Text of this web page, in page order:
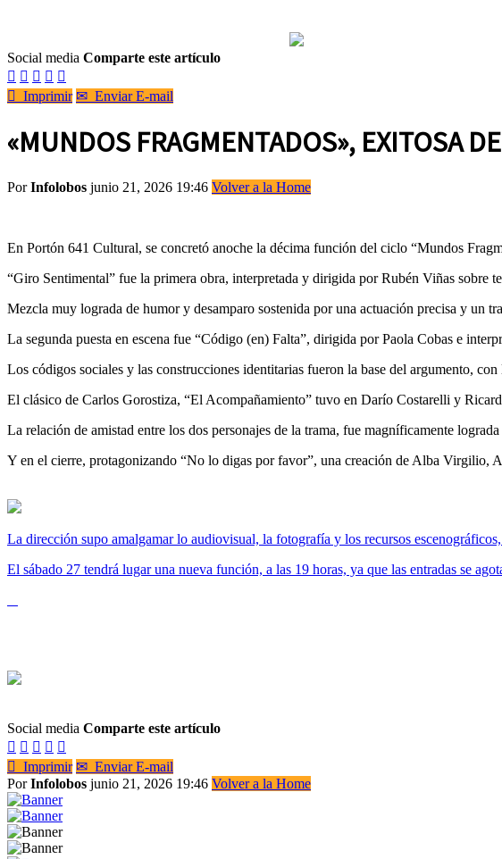
Social media Comparte este artículo
    
 Imprimir ✉ Enviar E-mail
«MUNDOS FRAGMENTADOS», EXITOSA
PorInfolobos junio 21, 2026 19:46 Volver a la Home
En Portón 641 Cultural, se concretó anoche la décima función del ciclo “Mundos
“Giro Sentimental” fue la primera obra, interpretada y dirigida por Rubén Viñas sobre
Mezcla muy lograda de humor y desamparo sostenida por una actuación precisa y un
La segunda puesta en escena fue “Código (en) Falta”, dirigida por Paola Cobas e
Los códigos sociales y las construcciones identitarias fueron la base del argumento,
El clásico de Carlos Gorostiza, “El Acompañamiento” tuvo en Darío Costarelli y
La relación de amistad entre los dos personajes de la trama, fue magníficamente
Y en el cierre, protagonizando “No lo digas por favor”, una creación de Alba Virgilio,
La dirección supo amalgamar lo audiovisual, la fotografía y los recursos
El sábado 27 tendrá lugar una nueva función, a las 19 horas, ya que las entradas se
Social media Comparte este artículo
    
 Imprimir ✉ Enviar E-mail
PorInfolobos junio 21, 2026 19:46 Volver a la Home